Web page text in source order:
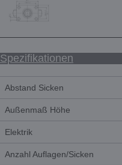
Spezifikationen
Abstand Sicken
Außenmaß Höhe
Elektrik
Anzahl Auflagen/Sicken